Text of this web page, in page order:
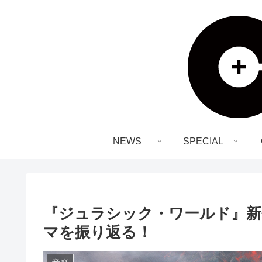
NEWS SPECIAL
『ジュラシック・ワールド』
マを振り返る！